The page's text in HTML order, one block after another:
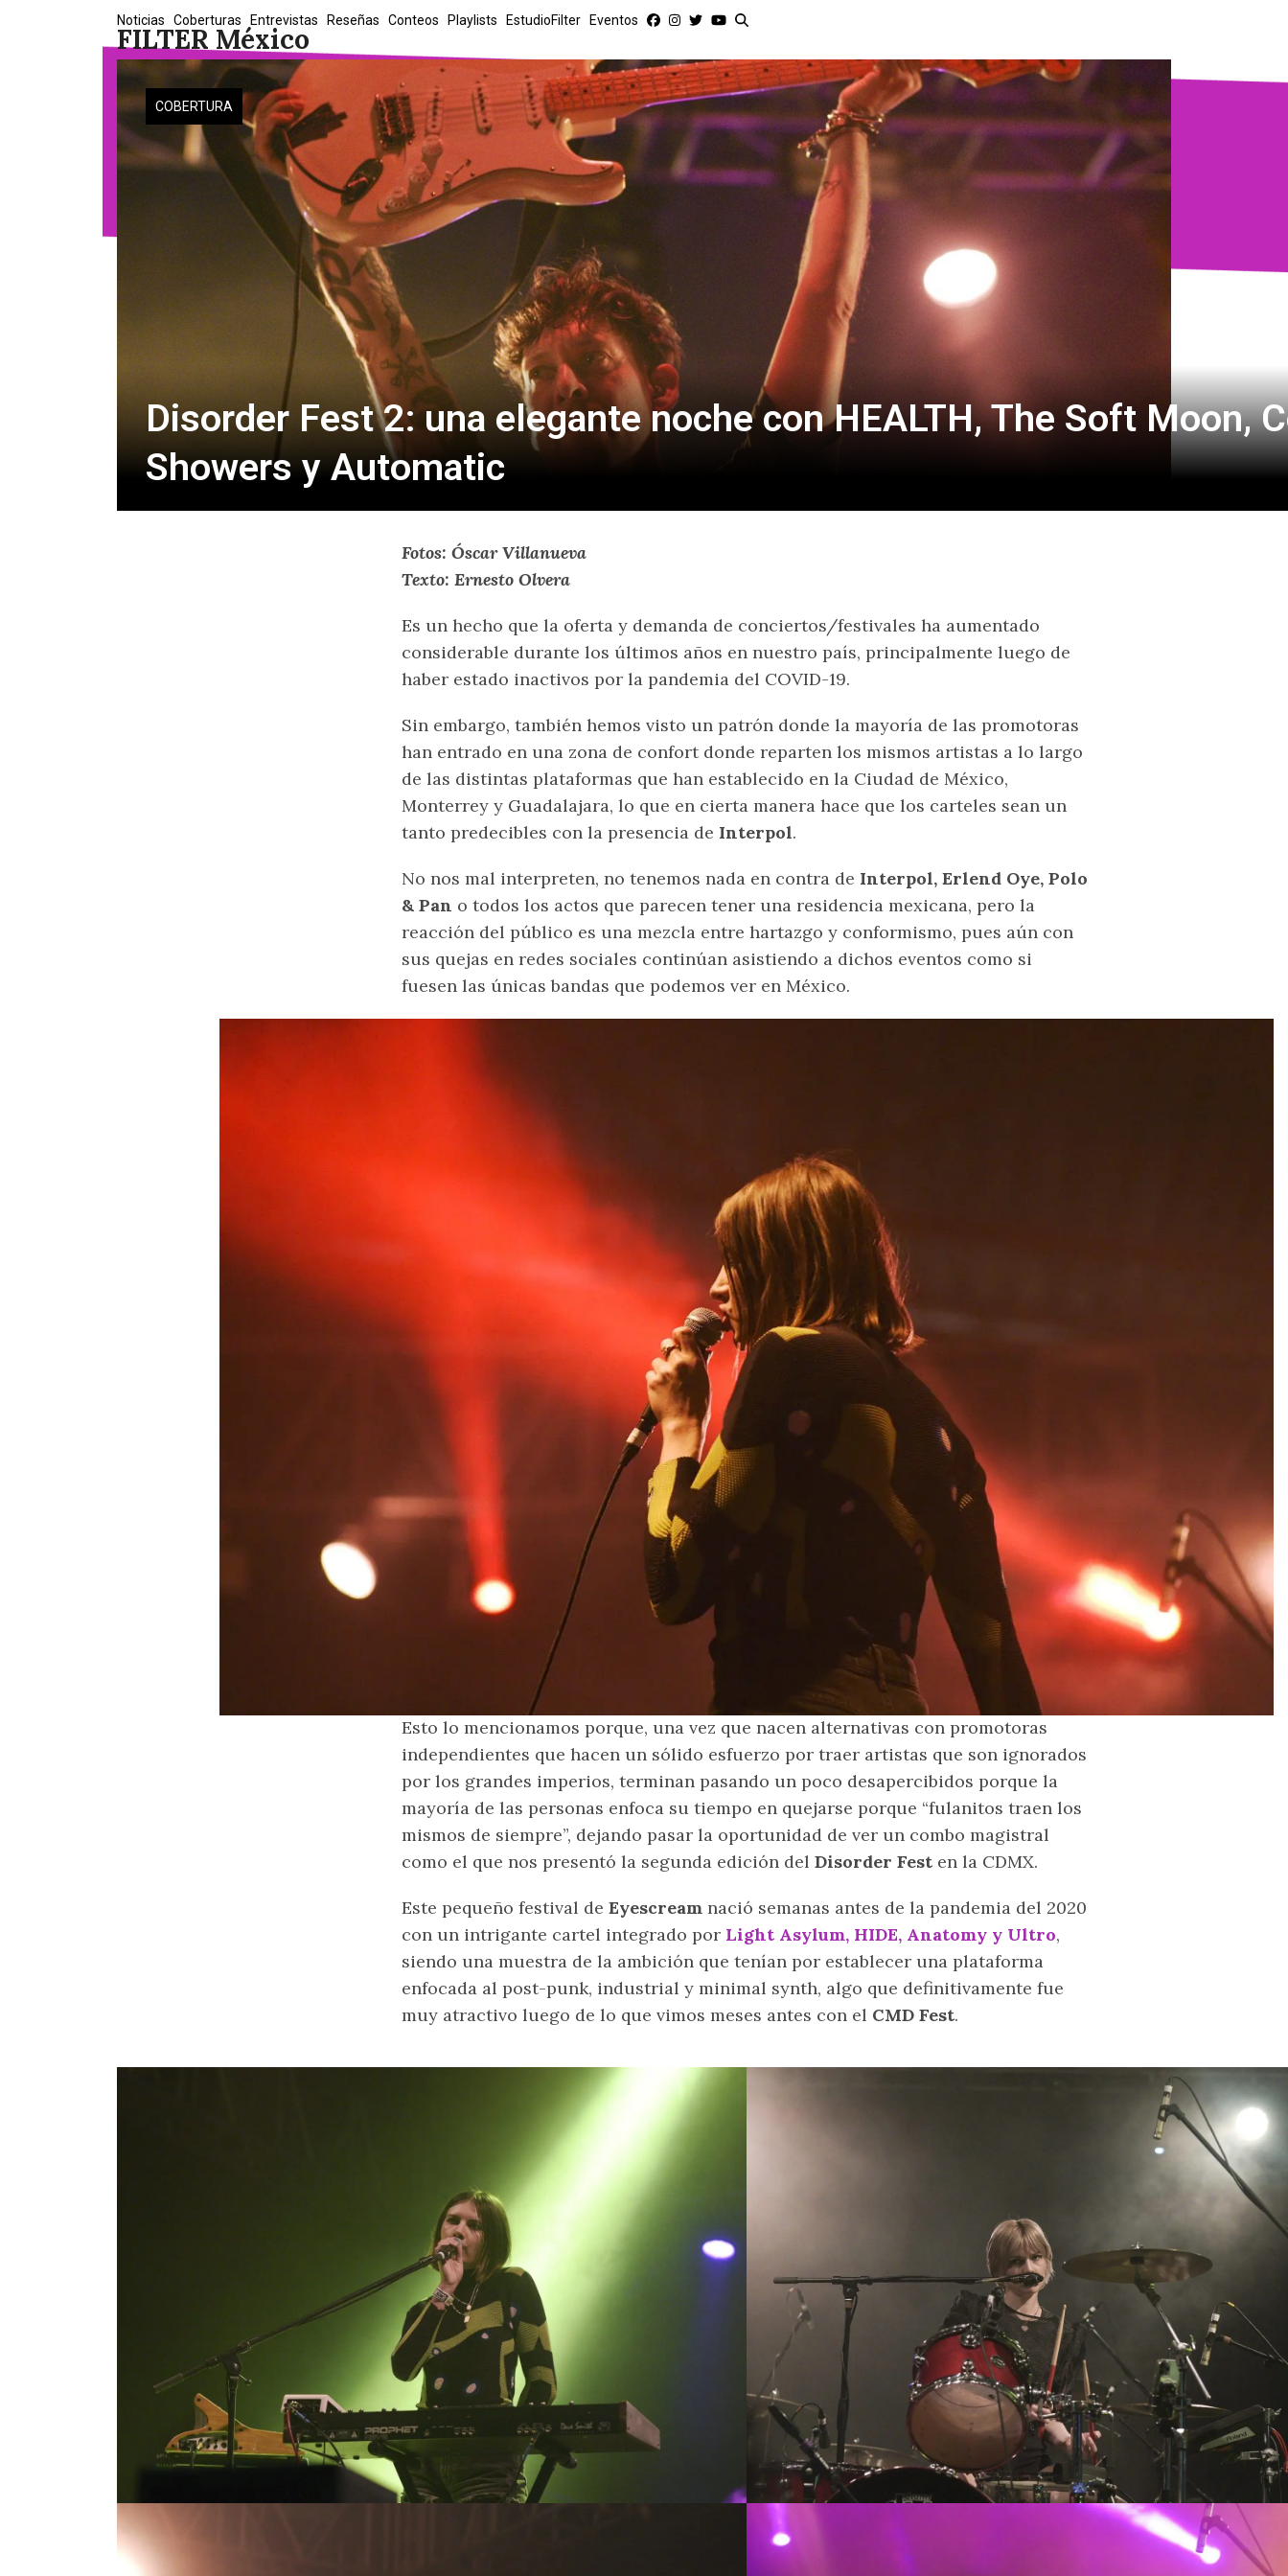
FILTER México
Noticias Coberturas Entrevistas Reseñas Conteos Playlists EstudioFilter Eventos
COBERTURA
Disorder Fest 2: una elegante noche con HEALTH, The Soft Moon,
Showers y Automatic
Fotos: Óscar Villanueva
Texto: Ernesto Olvera
Es un hecho que la oferta y demanda de conciertos/festivales ha aumentado
considerable durante los últimos años en nuestro país, principalmente luego de
haber estado inactivos por la pandemia del COVID-19.
Sin embargo, también hemos visto un patrón donde la mayoría de las promotoras
han entrado en una zona de confort donde reparten los mismos artistas a lo largo
de las distintas plataformas que han establecido en la Ciudad de México,
Monterrey y Guadalajara, lo que en cierta manera hace que los carteles sean un
tanto predecibles con la presencia de Interpol.
No nos mal interpreten, no tenemos nada en contra de Interpol, Erlend Oye, Polo
& Pan o todos los actos que parecen tener una residencia mexicana, pero la
reacción del público es una mezcla entre hartazgo y conformismo, pues aún con
sus quejas en redes sociales continúan asistiendo a dichos eventos como si
fuesen las únicas bandas que podemos ver en México.
Esto lo mencionamos porque, una vez que nacen alternativas con promotoras
independientes que hacen un sólido esfuerzo por traer artistas que son ignorados
por los grandes imperios, terminan pasando un poco desapercibidos porque la
mayoría de las personas enfoca su tiempo en quejarse porque “fulanitos traen los
mismos de siempre”, dejando pasar la oportunidad de ver un combo magistral
como el que nos presentó la segunda edición del Disorder Fest en la CDMX.
Este pequeño festival de Eyescream nació semanas antes de la pandemia del 2020
con un intrigante cartel integrado por Light Asylum, HIDE, Anatomy y Ultro,
siendo una muestra de la ambición que tenían por establecer una plataforma
enfocada al post-punk, industrial y minimal synth, algo que definitivamente fue
muy atractivo luego de lo que vimos meses antes con el CMD Fest.